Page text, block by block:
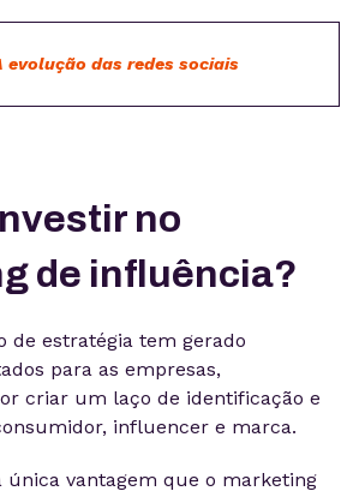
evolução das redes sociais
no
de influência?
de estratégia tem gerado
para as empresas,
criar um laço de identificação e
influencer e marca.
única vantagem que o marketing